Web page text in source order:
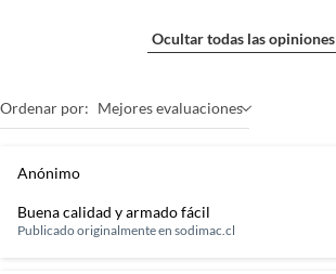
Ocultar todas las opiniones
Ordenar por: Mejores evaluaciones
Anónimo
Buena calidad y armado fácil
Publicado originalmente en sodimac.cl